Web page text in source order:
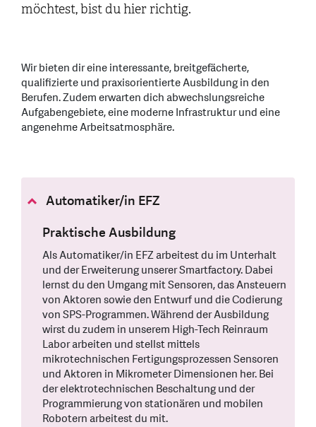
möchtest, bist du hier richtig.
Wir bieten dir eine interessante, breitgefächerte,
qualifizierte und praxisorientierte Ausbildung in den
Berufen. Zudem erwarten dich abwechslungsreiche
Aufgabengebiete, eine moderne Infrastruktur und eine
angenehme Arbeitsatmosphäre.
Automatiker/in EFZ
Praktische Ausbildung
Als Automatiker/in EFZ arbeitest du im Unterhalt
und der Erweiterung unserer Smartfactory. Dabei
lernst du den Umgang mit Sensoren, das Ansteuern
von Aktoren sowie den Entwurf und die Codierung
von SPS-Programmen. Während der Ausbildung
wirst du zudem in unserem High-Tech Reinraum
Labor arbeiten und stellst mittels
mikrotechnischen Fertigungsprozessen Sensoren
und Aktoren in Mikrometer Dimensionen her. Bei
der elektrotechnischen Beschaltung und der
Programmierung von stationären und mobilen
Robotern arbeitest du mit.